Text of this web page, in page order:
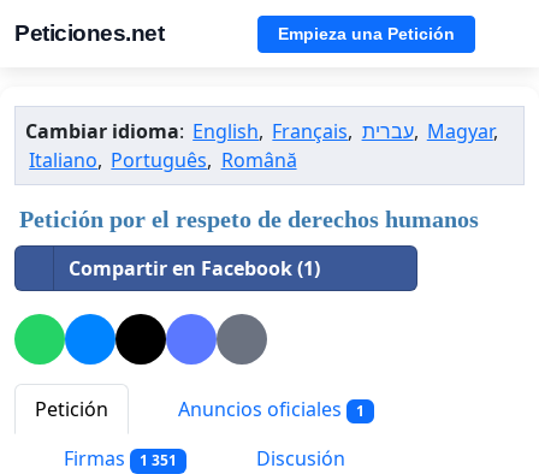
Peticiones.net Empieza una Petición
Cambiar idioma: English, Français, עברית, Magyar,
Italiano, Português, Română
Petición por el respeto de derechos humanos
Compartir en Facebook (1)
Petición Anuncios oficiales 1
Firmas 1 351
Discusión